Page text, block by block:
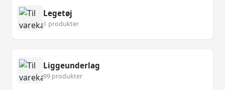
Legetøj
1 produkter
Liggeunderlag
99 produkter